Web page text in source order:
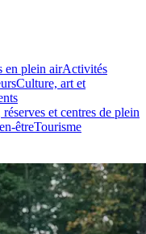
en plein airActivités
Culture, art et
réserves et centres de plein
êtreTourisme